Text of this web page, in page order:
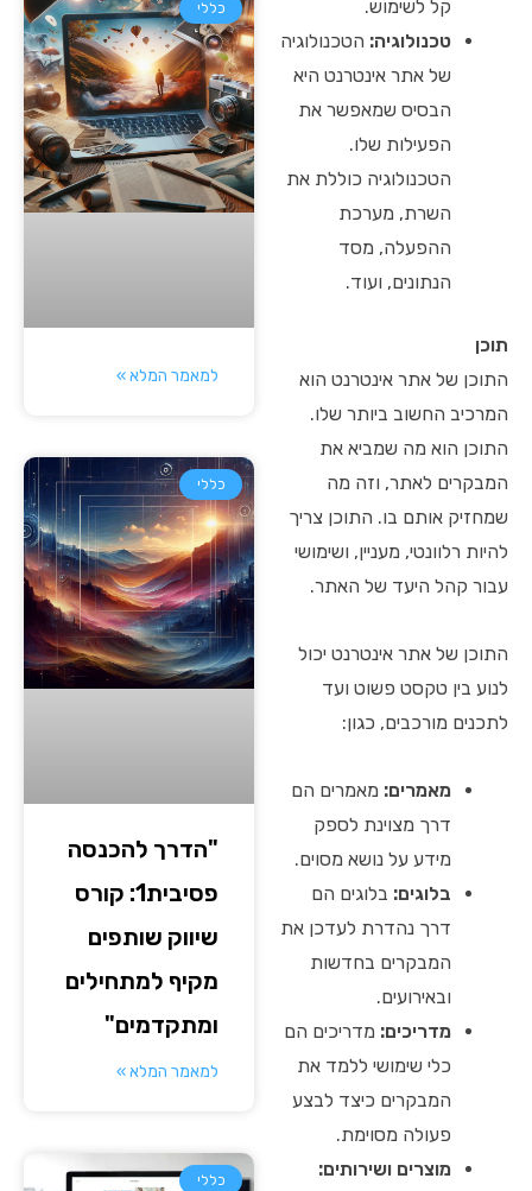
קל לשימוש.
טכנולוגיה: הטכנולוגיה
של אתר אינטרנט היא
הבסיס שמאפשר את
הפעילות שלו.
הטכנולוגיה כוללת את
השרת, מערכת
ההפעלה, מסד
הנתונים, ועוד.
תוכן
התוכן של אתר אינטרנט הוא
המרכיב החשוב ביותר שלו.
התוכן הוא מה שמביא את
המבקרים לאתר, וזה מה
שמחזיק אותם בו. התוכן צריך
להיות רלוונטי, מעניין, ושימושי
עבור קהל היעד של האתר.
התוכן של אתר אינטרנט יכול
לנוע בין טקסט פשוט ועד
לתכנים מורכבים, כגון:
מאמרים: מאמרים הם
דרך מצוינת לספק
מידע על נושא מסוים.
בלוגים: בלוגים הם
דרך נהדרת לעדכן את
המבקרים בחדשות
ובאירועים.
מדריכים: מדריכים הם
כלי שימושי ללמד את
המבקרים כיצד לבצע
פעולה מסוימת.
מוצרים ושירותים:
כללי
למאמר המלא »
כללי
"הדרך להכנסה
פסיבית1: קורס
שיווק שותפים
מקיף למתחילים
ומתקדמים"
למאמר המלא »
כללי